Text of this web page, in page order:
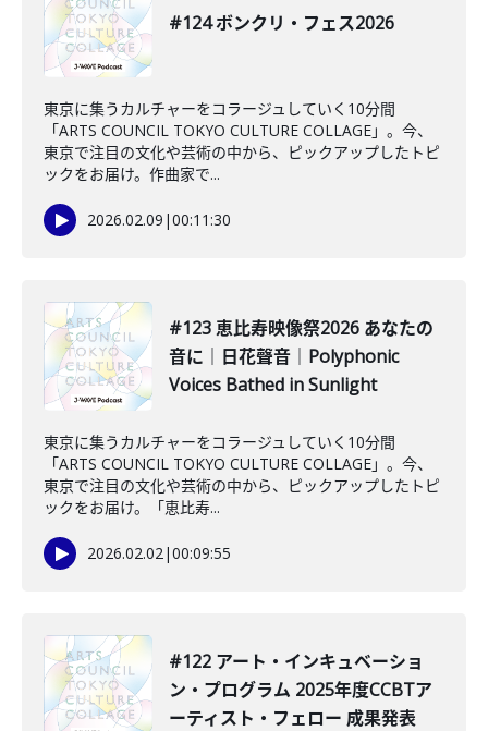
#124 ボンクリ・フェス2026
東京に集うカルチャーをコラージュしていく10分間
「ARTS COUNCIL TOKYO CULTURE COLLAGE」。今、
東京で注目の文化や芸術の中から、ピックアップしたトピ
ックをお届け。作曲家で...
2026.02.09 |00:11:30
#123 恵比寿映像祭2026 あなたの
音に｜日花聲音｜Polyphonic
Voices Bathed in Sunlight
東京に集うカルチャーをコラージュしていく10分間
「ARTS COUNCIL TOKYO CULTURE COLLAGE」。今、
東京で注目の文化や芸術の中から、ピックアップしたトピ
ックをお届け。「恵比寿...
2026.02.02|00:09:55
#122 アート・インキュベーショ
ン・プログラム 2025年度CCBTア
ーティスト・フェロー 成果発表